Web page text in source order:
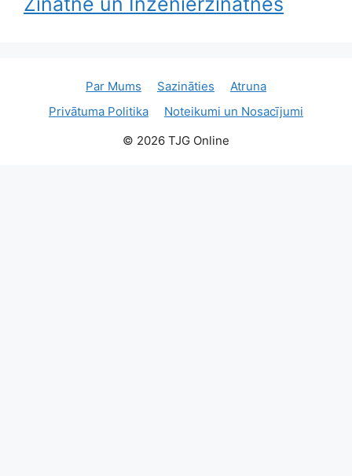
Par Mums Sazināties
Atruna
Privātuma Politika
Noteikumi un Nosacījumi
© 2026 TJG Online